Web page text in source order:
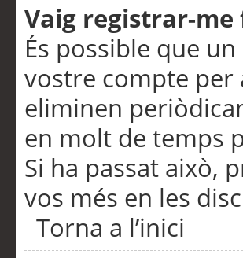
Vaig registrar-me
És possible que
vostre compte per
eliminen
en molt de temps
Si ha passat això,
vos més en les
Torna a l’inici